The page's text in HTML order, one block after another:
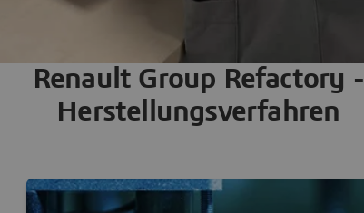
Renault Group Refactory -
Herstellungsverfahren